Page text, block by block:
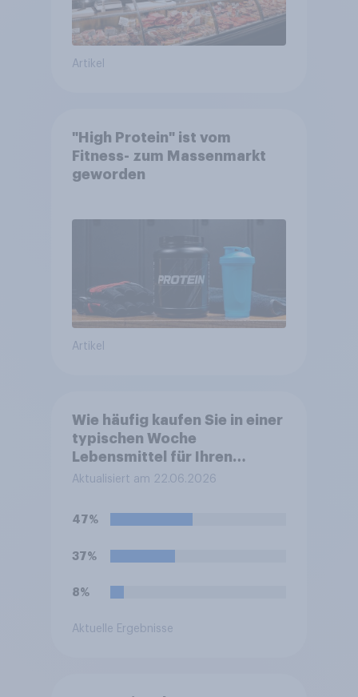
Artikel
"High Protein" ist vom
Fitness- zum Massenmarkt
geworden
Artikel
Wie häufig kaufen Sie in einer
typischen Woche
Lebensmittel für Ihren
eigenen Haushalt in einem
ein?
Aktualisiert am 22.06.2026
47%
37%
8%
Aktuelle Ergebnisse